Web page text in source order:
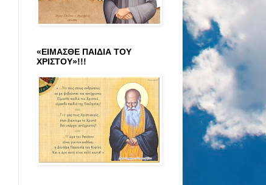
«ΕΙΜΑΣΘΕ ΠΑΙΔΙΑ ΤΟΥ
ΧΡΙΣΤΟΥ»!!!